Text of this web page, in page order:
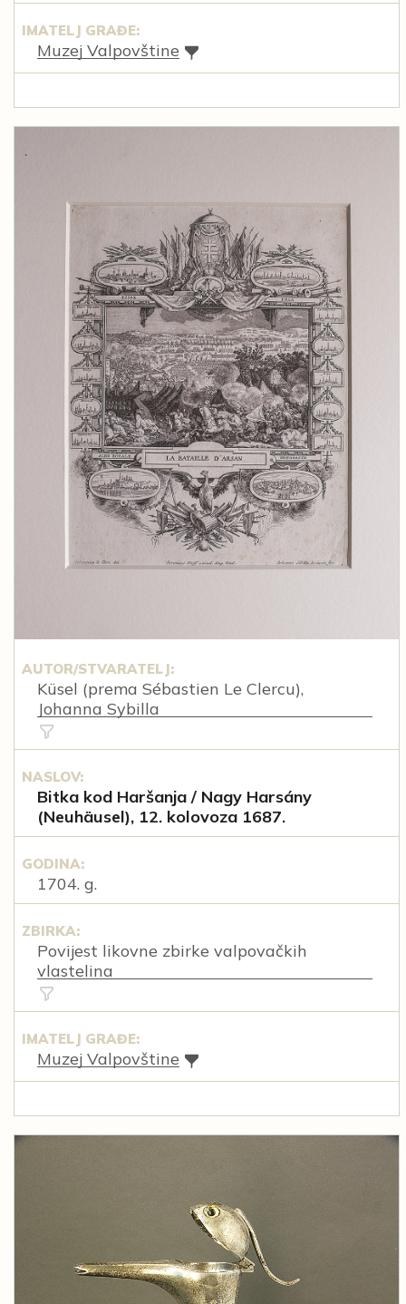
IMATELJ GRAĐE:
Muzej Valpovštine
AUTOR/STVARATELJ:
Küsel (prema Sébastien Le Clercu),
Johanna Sybilla
NASLOV:
Bitka kod Haršanja / Nagy Harsány
(Neuhäusel), 12. kolovoza 1687.
GODINA:
1704. g.
ZBIRKA:
Povijest likovne zbirke valpovačkih
vlastelina
IMATELJ GRAĐE:
Muzej Valpovštine